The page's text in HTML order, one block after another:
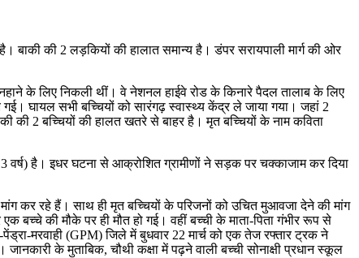
बाकी की 2 लड़कियों की हालात समान्य है। डंपर सरायपाली मार्ग की ओर
के लिए निकली थीं। वे नेशनल हाईवे रोड के किनारे पैदल तालाब के लिए
घायल सभी बच्चियों को सारंगढ़ स्वास्थ्य केंद्र ले जाया गया। जहां 2
की 2 बच्चियों की हालत खतरे से बाहर है। मृत बच्चियों के नाम कविता
(13 वर्ष) है। इधर घटना से आक्रोशित ग्रामीणों ने सड़क पर चक्‍काजाम कर दिया
कर रहे हैं। साथ ही मृत बच्चियों के परिजनों को उचित मुआवजा देने की मांग
बच्चे की मौके पर ही मौत हो गई। वहीं बच्ची के माता-पिता गंभीर रूप से
मरवाही (GPM) जिले में बुधवार 22 मार्च को एक तेज रफ्तार ट्रक ने
के मुताबिक, चौथी कक्षा में पढ़ने वाली बच्ची सोनाक्षी प्रधान स्कूल